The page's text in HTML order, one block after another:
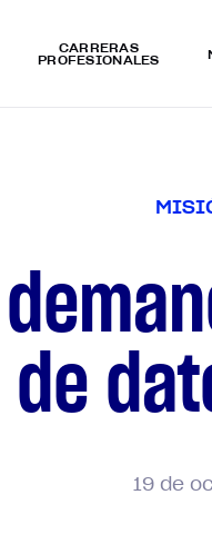
CARRERAS
PROFESIONALES
MISI
19 de